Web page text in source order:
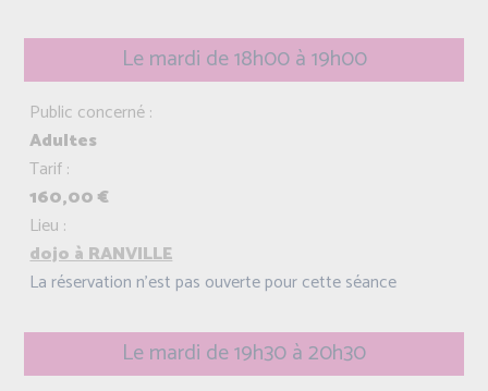
Le mardi de 18h00 à 19h00
Public concerné :
Adultes
Tarif :
160,00 €
Lieu :
dojo à RANVILLE
La réservation n'est pas ouverte pour cette séance
Le mardi de 19h30 à 20h30